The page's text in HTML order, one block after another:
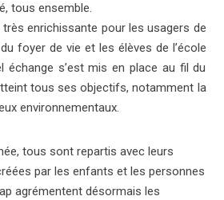
tous ensemble.
enrichissante pour les usagers de
foyer de vie et les élèves de l’école
échange s’est mis en place au fil du
tous ses objectifs, notamment la
environnementaux.
tous sont repartis avec leurs
par les enfants et les personnes
agrémentent désormais les